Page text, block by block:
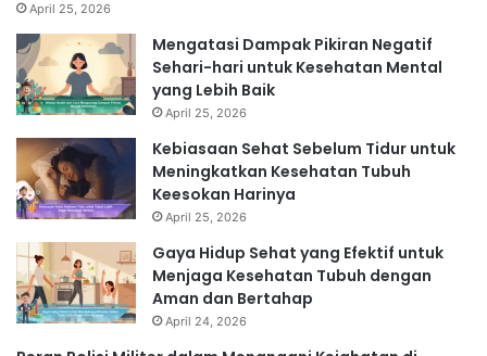
April 25, 2026
Mengatasi Dampak Pikiran Negatif
Sehari-hari untuk Kesehatan Mental
yang Lebih Baik
April 25, 2026
Kebiasaan Sehat Sebelum Tidur untuk
Meningkatkan Kesehatan Tubuh
Keesokan Harinya
April 25, 2026
Gaya Hidup Sehat yang Efektif untuk
Menjaga Kesehatan Tubuh dengan
Aman dan Bertahap
April 24, 2026